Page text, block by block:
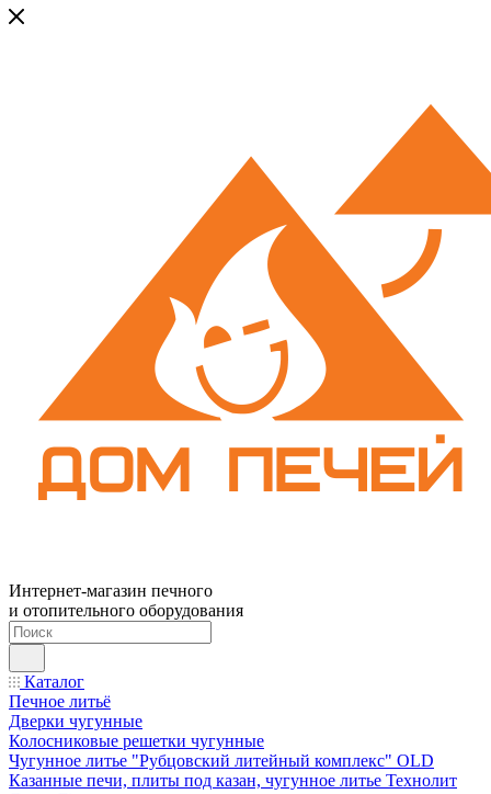
Интернет-магазин печного
и отопительного оборудования
Каталог
Печное литьё
Дверки чугунные
Колосниковые решетки чугунные
Чугунное литье "Рубцовский литейный комплекс" OLD
Казанные печи, плиты под казан, чугунное литье Технолит